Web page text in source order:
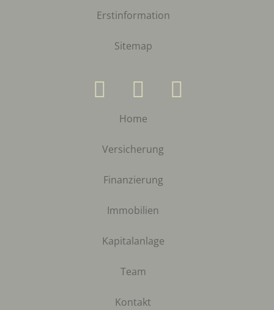
Erstinformation
Sitemap
Home
Versicherung
Finanzierung
Immobilien
Kapitalanlage
Team
Kontakt